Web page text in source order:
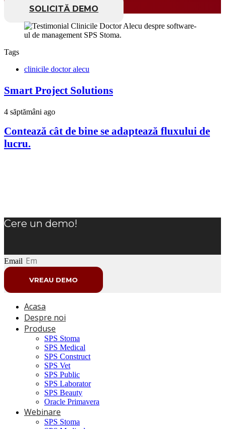
SOLICITĂ DEMO
Tags
clinicile doctor alecu
Smart Project Solutions
4 săptămâni ago
Contează cât de bine se adaptează fluxului de
lucru.
Cere un demo!
Email
VREAU DEMO
Acasa
Despre noi
Produse
SPS Stoma
SPS Medical
SPS Construct
SPS Vet
SPS Public
SPS Laborator
SPS Beauty
Oracle Primavera
Webinare
SPS Stoma